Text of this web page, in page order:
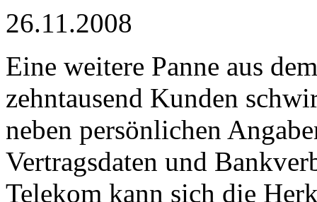
26.11.2008
Eine weitere Panne aus
zehntausend Kunden
neben persönlichen
Vertragsdaten und
Telekom kann sich die